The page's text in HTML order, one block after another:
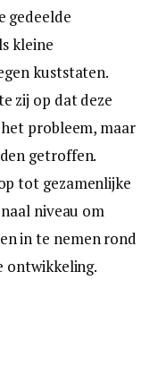
gedeelde
kleine
kuststaten.
zij op dat deze
probleem, maar
getroffen.
tot gezamenlijke
niveau om
in te nemen rond
ontwikkeling.